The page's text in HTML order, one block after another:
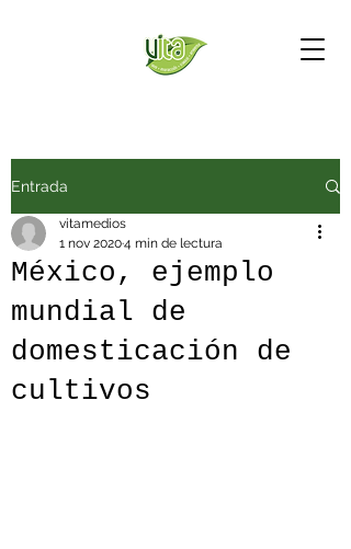
Entrada
México, ejemplo
mundial de
domesticación de
cultivos
vitamedios
1 nov 20204 min de lectura